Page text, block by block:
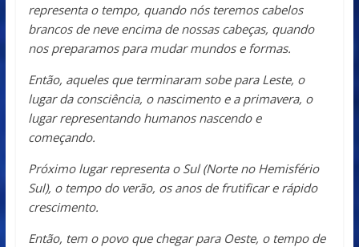
representa o tempo, quando nós teremos cabelos
brancos de neve encima de nossas cabeças, quando
nos preparamos para mudar mundos e formas.
Então, aqueles que terminaram sobe para Leste, o
lugar da consciência, o nascimento e a primavera, o
lugar representando humanos nascendo e
começando.
Próximo lugar representa o Sul (Norte no Hemisfério
Sul), o tempo do verão, os anos de frutificar e rápido
crescimento.
Então, tem o povo que chegar para Oeste, o tempo de